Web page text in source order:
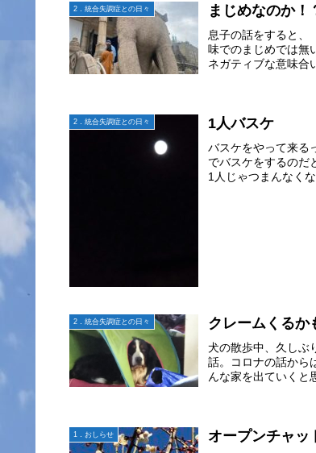
2．統合失調症との日々 まじめなのか！
息子の話をすると、
味でのまじめでは無
ネガティブな意味合
2．統合失調症との日々 1人バスケ
バスケをやって来る
でバスケをするのだ
1人じゃつまんなく
2．統合失調症との日々 クレームくるか
犬の散歩中、久しぶ
話。コロナの話から
んな家を出ていくと
1．おしらせ オープンチャッ